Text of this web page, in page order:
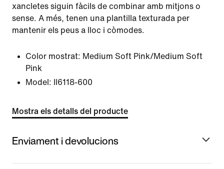
xancletes siguin fàcils de combinar amb mitjons o
sense. A més, tenen una plantilla texturada per
mantenir els peus a lloc i còmodes.
Color mostrat: Medium Soft Pink/Medium Soft
Pink
Model:
II6118-600
Mostra els detalls del producte
Enviament i devolucions